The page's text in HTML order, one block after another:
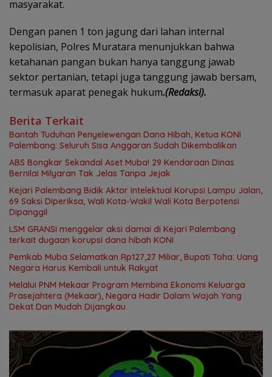
masyarakat.
Dengan panen 1 ton jagung dari lahan internal
kepolisian, Polres Muratara menunjukkan bahwa
ketahanan pangan bukan hanya tanggung jawab
sektor pertanian, tetapi juga tanggung jawab bersam,
termasuk aparat penegak hukum.(Redaksi).
Berita Terkait
Bantah Tuduhan Penyelewengan Dana Hibah, Ketua KONI
Palembang: Seluruh Sisa Anggaran Sudah Dikembalikan
ABS Bongkar Sekandal Aset Muba! 29 Kendaraan Dinas
Bernilai Milyaran Tak Jelas Tanpa Jejak
Kejari Palembang Bidik Aktor Intelektual Korupsi Lampu Jalan,
69 Saksi Diperiksa, Wali Kota-Wakil Wali Kota Berpotensi
Dipanggil
LSM GRANSI menggelar aksi damai di Kejari Palembang
terkait dugaan korupsi dana hibah KONI
Pemkab Muba Selamatkan Rp127,27 Miliar, Bupati Toha: Uang
Negara Harus Kembali untuk Rakyat
Melalui PNM Mekaar Program Membina Ekonomi Keluarga
Prasejahtera (Mekaar), Negara Hadir Dalam Wajah Yang
Dekat Dan Mudah Dijangkau